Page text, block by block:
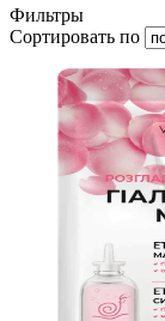
Фильтры
Сортировать по